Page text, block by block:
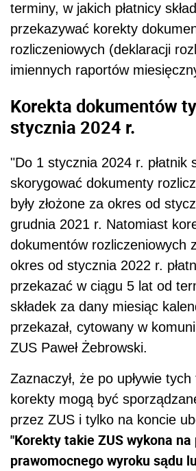
terminy, w jakich płatnicy
przekazywać korekty
rozliczeniowych (deklaracji
imiennych raportów
Korekta dokumentów
stycznia 2024 r.
"Do 1 stycznia 2024 r. płatnik
skorygować dokumenty
były złożone za okres od
grudnia 2021 r. Natomiast
dokumentów rozliczeniowych
okres od stycznia 2022 r.
przekazać w ciągu 5 lat od
składek za dany miesiąc
przekazał, cytowany w
ZUS Paweł Żebrowski.
Zaznaczył, że po upływie
korekty mogą być
przez ZUS i tylko na koncie
"Korekty takie ZUS wykona
prawomocnego wyroku sądu